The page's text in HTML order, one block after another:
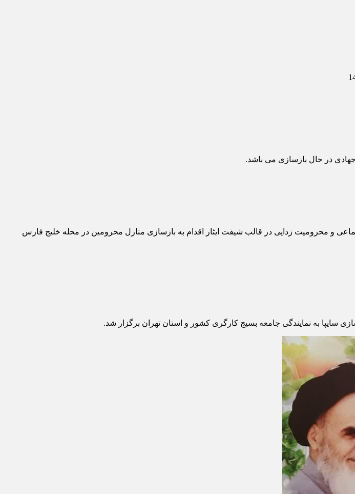
در حال بازسازی می باشد.
و محرومیت زدایی در قالب شیفت ایثار اقدام به بازسازی منازل محرومین در محله خلیج فارس
سایپا به نمایندگی جامعه بسیج کارگری کشور و استان تهران برگزار شد.